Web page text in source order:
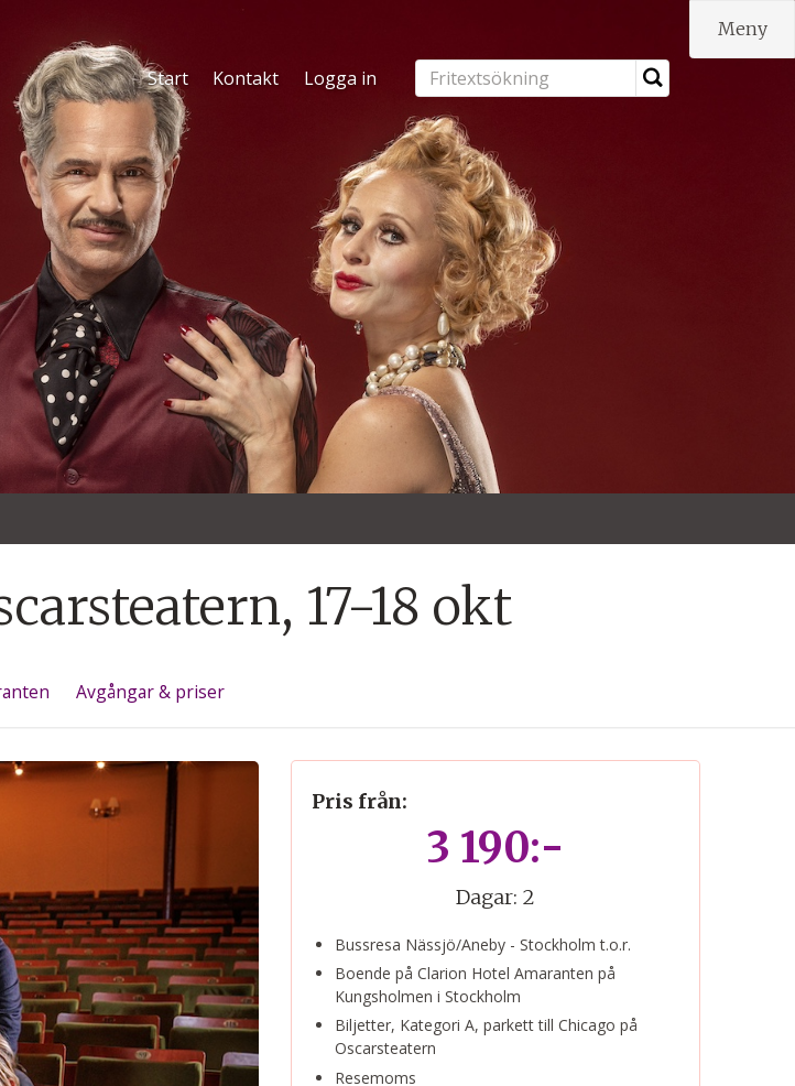
Start Kontakt Logga in
17-18 okt
Avgångar & priser
Pris från:
3 190:-
Dagar: 2
Bussresa Nässjö/Aneby - Stockholm t.o.r.
Boende på Clarion Hotel Amaranten på
Kungsholmen i Stockholm
Biljetter, Kategori A, parkett till Chicago på
Oscarsteatern
Resemoms
Meny